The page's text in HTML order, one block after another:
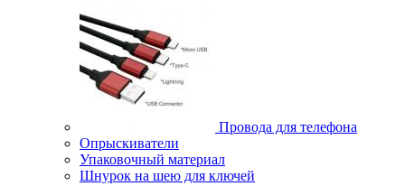
Провода для телефона
Опрыскиватели
Упаковочный материал
Шнурок на шею для ключей